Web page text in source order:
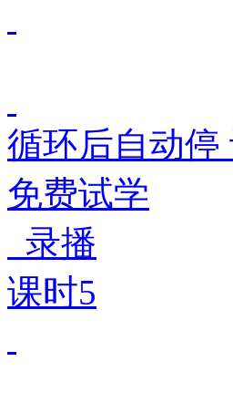
循环后自动停
免费试学
录播
课时5